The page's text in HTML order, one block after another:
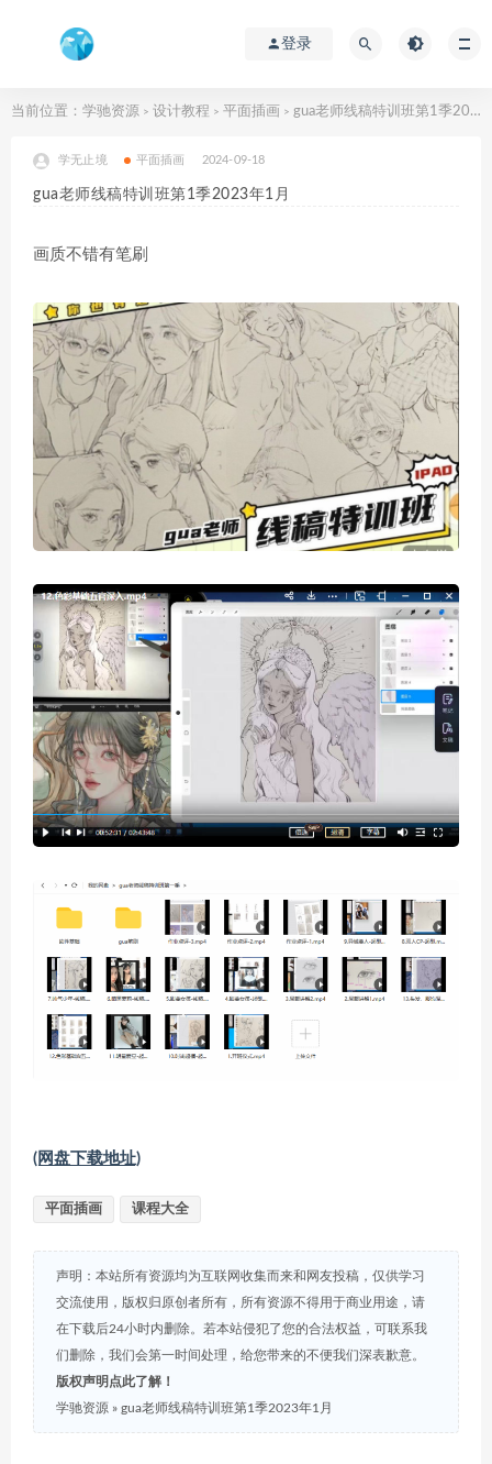
登录
当前位置： 学驰资源 > 设计教程 > 平面插画 > gua老师线稿特训班第1季2023年1月
学无止境 平面插画 2024-09-18
gua老师线稿特训班第1季2023年1月
画质不错有笔刷
(网盘下载地址)
平面插画 课程大全
声明：本站所有资源均为互联网收集而来和网友投稿，仅供学习
交流使用，版权归原创者所有，所有资源不得用于商业用途，请
在下载后24小时内删除。若本站侵犯了您的合法权益，可联系我
们删除，我们会第一时间处理，给您带来的不便我们深表歉意。
版权声明点此了解！
学驰资源 » gua老师线稿特训班第1季2023年1月